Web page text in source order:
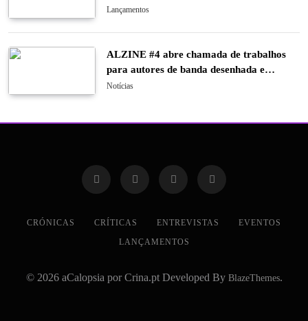
Lançamentos
ALZINE #4 abre chamada de trabalhos
para autores de banda desenhada e
ilustração
Notícias
CRÓNICAS CRÍTICAS ENTREVISTAS
EVENTOS
LANÇAMENTOS
© 2026 aCalopsia por Crina.pt Developed By BlazeThemes.